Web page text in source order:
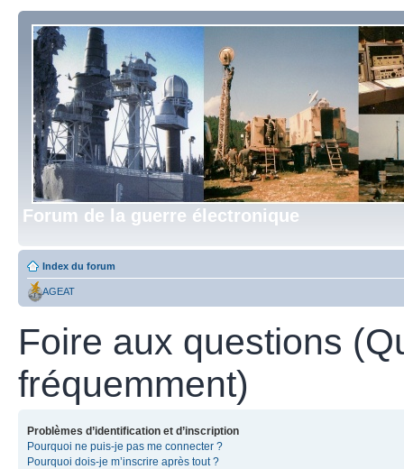
Forum de la guerre électronique
Index du forum
AGEAT
Foire aux questions
fréquemment)
Problèmes d’identification et d’inscription
Pourquoi ne puis-je pas me connecter ?
Pourquoi dois-je m’inscrire après tout ?